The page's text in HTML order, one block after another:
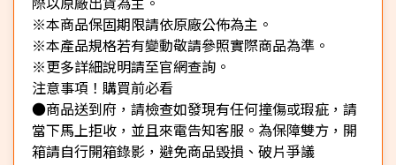
※本商品保固期限請依原廠公佈為主。
※本產品規格若有變動敬請參照實際商品為準。
※更多詳細說明請至官網查詢。
注意事項！購買前必看
●商品送到府，請檢查如發現有任何撞傷或瑕疵，請
當下馬上拒收，並且來電告知客服。為保障雙方，開
箱請自行開箱錄影，避免商品毀損、破片爭議